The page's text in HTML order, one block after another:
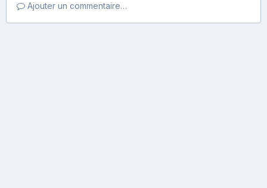
Ajouter un commentaire…